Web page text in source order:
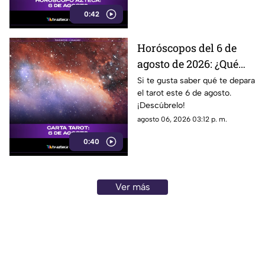
0:42
0:40
Horóscopos del 6 de
agosto de 2026: ¿Qué
revelan las cartas del
tarot?
Si te gusta saber qué te depara
el tarot este 6 de agosto.
¡Descúbrelo!
agosto 06, 2026 03:12 p. m.
Ver más